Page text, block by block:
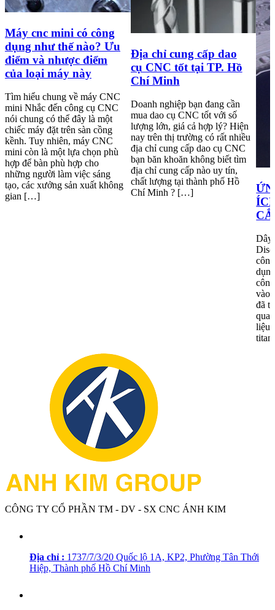
Máy cnc mini có công
dụng như thế nào? Ưu
điểm và nhược điểm
của loại máy này
Tìm hiểu chung về máy CNC
mini Nhắc đến công cụ CNC
nói chung có thể đây là một
chiếc máy đặt trên sàn cồng
kềnh. Tuy nhiên, máy CNC
mini còn là một lựa chọn phù
hợp để bàn phù hợp cho
những người làm việc sáng
tạo, các xưởng sản xuất không
gian […]
Địa chỉ cung cấp dao
cụ CNC tốt tại TP. Hồ
Chí Minh
Doanh nghiệp bạn đang cần
mua dao cụ CNC tốt với số
lượng lớn, giá cả hợp lý? Hiện
nay trên thị trường có rất nhiều
địa chỉ cung cấp dao cụ CNC
bạn băn khoăn không biết tìm
địa chỉ cung cấp nào uy tín,
chất lượng tại thành phố Hồ
Chí Minh ? […]
Dây
vào
đã
liệu
CÔNG TY CỔ PHẦN TM - DV - SX CNC ÁNH KIM
Địa chỉ : 1737/7/3/20 Quốc lộ 1A, KP2, Phường Tân Thới
Hiệp, Thành phố Hồ Chí Minh